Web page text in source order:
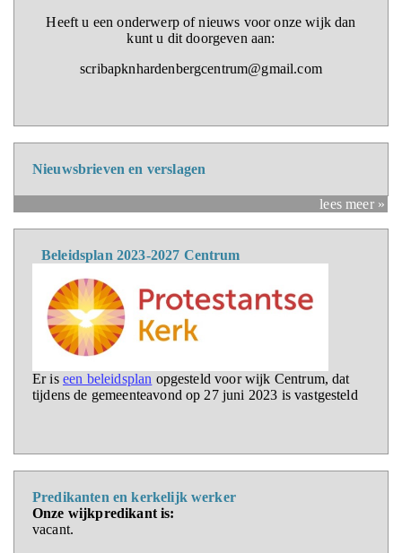
Heeft u een onderwerp of nieuws voor onze wijk dan
kunt u dit doorgeven aan:
scribapknhardenbergcentrum@gmail.com
Nieuwsbrieven en verslagen
lees meer »
Beleidsplan 2023-2027 Centrum
Er is een beleidsplan opgesteld voor wijk Centrum, dat
tijdens de gemeenteavond op 27 juni 2023 is vastgesteld
Predikanten en kerkelijk werker
Onze wijkpredikant is:
vacant.